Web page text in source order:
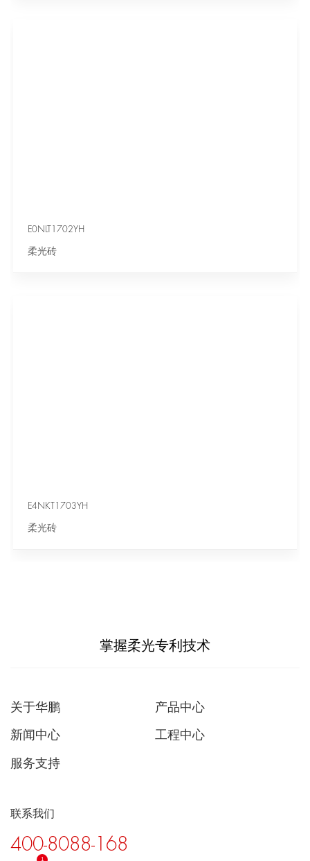
E0NLT1702YH
柔光砖
E4NKT1703YH
柔光砖
掌握柔光专利技术
关于华鹏 产品中心
新闻中心 工程中心
服务支持
联系我们
400-8088-168